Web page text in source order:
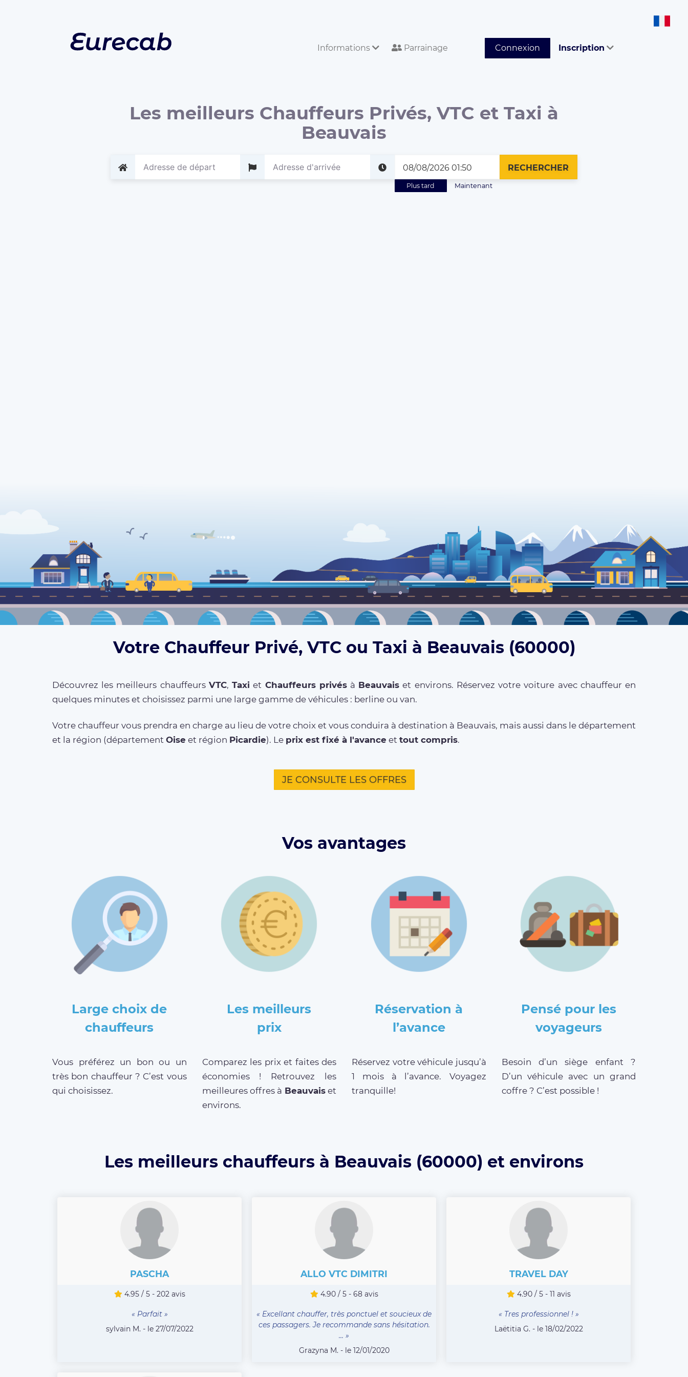
Informations Parrainage Connexion Inscription
Les meilleurs Chauffeurs Privés, VTC et Taxi à
Beauvais
Maintenant
Plus tard
RECHERCHER
Votre Chauffeur Privé, VTC ou Taxi à Beauvais (60000)
Découvrez les meilleurs chauffeurs VTC,Taxi et Chauffeurs privésà Beauvais et environs. Réservez votre voiture avec chauffeur en
quelques minutes et choisissez parmi une large gamme de véhicules : berline ou van.
Votre chauffeur vous prendra en charge au lieu de votre choix et vous conduira à destination à Beauvais, mais aussi dans le département
et la région (département Oise et région Picardie). Le prix est fixé à l'avance et tout compris.
JE CONSULTE LES OFFRES
Vos avantages
Large choix de
chauffeurs
Vous préférez un bon ou un
très bon chauffeur ? C’est vous
qui choisissez.
Les meilleurs
prix
Comparez les prix et faites des
économies ! Retrouvez les
meilleures offres à Beauvaiset
environs.
Réservation à
l’avance
Réservez votre véhicule jusqu’à
1 mois à l’avance. Voyagez
tranquille!
Pensé pour les
voyageurs
Besoin d’un siège enfant ?
D’un véhicule avec un grand
coffre ? C’est possible !
Les meilleurs chauffeurs à Beauvais (60000) et environs
PASCHA
4.95 / 5 - 202 avis
« Parfait »
sylvain M. - le 27/07/2022
ALLO VTC DIMITRI
4.90 / 5 - 68 avis
« Excellant chauffer, très ponctuel et soucieux de
ces passagers. Je recommande sans hésitation.
... »
Grazyna M. - le 12/01/2020
TRAVEL DAY
4.90 / 5 - 11 avis
« Tres professionnel ! »
Laëtitia G. - le 18/02/2022